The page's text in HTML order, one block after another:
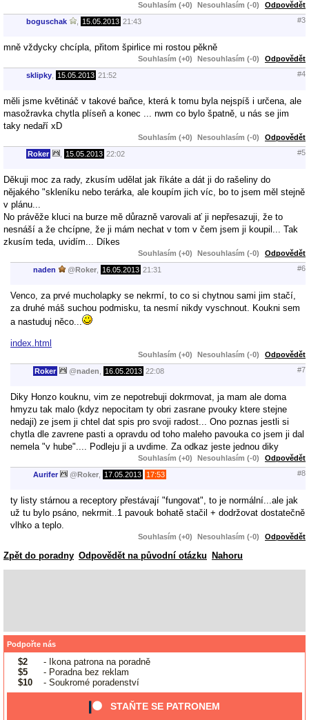
Souhlasím (+0) Nesouhlasím (-0) Odpovědět
boguschak 15.05.2013 21:43 #3
mně vždycky chcípla, přitom špirlice mi rostou pěkně
Souhlasím (+0) Nesouhlasím (-0) Odpovědět
sklipky 15.05.2013 21:52 #4
měli jsme květináč v takové baňce, která k tomu byla nejspíš i určena, ale
masožravka chytla plíseň a konec ... nwm co bylo špatně, u nás se jim
taky nedaří xD
Souhlasím (+0) Nesouhlasím (-0) Odpovědět
Roker 15.05.2013 22:02 #5
Děkuji moc za rady, zkusím udělat jak říkáte a dát ji do rašeliny do
nějakého "skleníku nebo terárka, ale koupím jich víc, bo to jsem měl stejně
v plánu...
No právěže kluci na burze mě důrazně varovali ať ji nepřesazuji, že to
nesnáší a že chcípne, že ji mám nechat v tom v čem jsem ji koupil... Tak
zkusím teda, uvidím... Díkes
Souhlasím (+0) Nesouhlasím (-0) Odpovědět
naden @ Roker 16.05.2013 21:31 #6
Venco, za prvé mucholapky se nekrmí, to co si chytnou sami jim stačí,
za druhé máš suchou podmisku, ta nesmí nikdy vyschnout. Koukni sem
a nastuduj něco...
index.html
Souhlasím (+0) Nesouhlasím (-0) Odpovědět
Roker @naden 16.05.2013 22:08 #7
Diky Honzo kouknu, vim ze nepotrebuji dokrmovat, ja mam ale doma
hmyzu tak malo (kdyz nepocitam ty obri zasrane pvouky ktere stejne
nedaji) ze jsem ji chtel dat spis pro svoji radost... Ono poznas jestli si
chytla dle zavrene pasti a opravdu od toho maleho pavouka co jsem ji dal
nemela "v hube".... Podleju ji a uvdime. Za odkaz jeste jednou diky
Souhlasím (+0) Nesouhlasím (-0) Odpovědět
Aurifer @ Roker 17.05.2013 17:53 #8
ty listy stárnou a receptory přestávají "fungovat", to je normální...ale jak
už tu bylo psáno, nekrmit..1 pavouk bohatě stačil + dodržovat dostatečně
vlhko a teplo.
Souhlasím (+0) Nesouhlasím (-0) Odpovědět
Zpět do poradny Odpovědět na původní otázku Nahoru
Podpořte nás
$2
- Ikona patrona na poradně
$5
- Poradna bez reklam
$10
- Soukromé poradenství
STAŇTE SE PATRONEM